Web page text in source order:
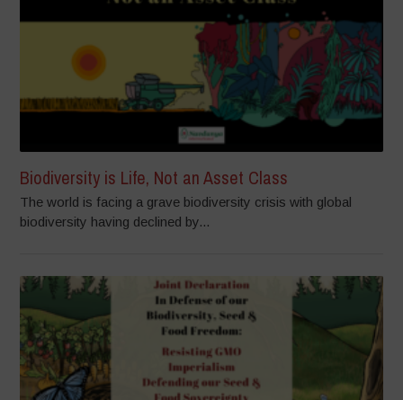
Biodiversity is Life, Not an Asset Class
The world is facing a grave biodiversity crisis with global
biodiversity having declined by...